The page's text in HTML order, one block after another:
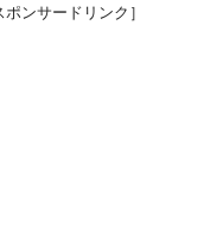
ポンサードリンク］